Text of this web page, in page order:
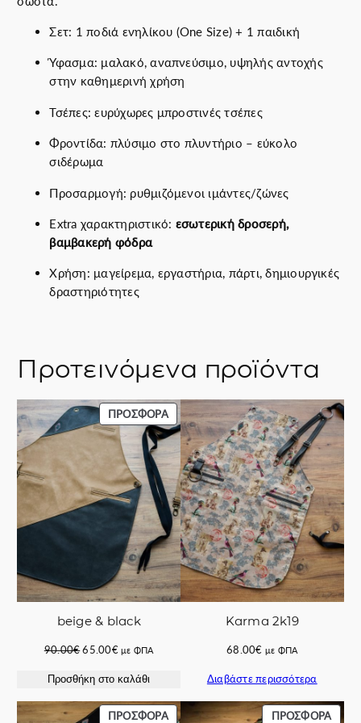
π
δ
ι
ς
σ
τ
η
τ
α
Σετ: 1 ποδιά ενηλίκου (One Size) + 1 παιδική
Ύφασμα: μαλακό, αναπνεύσιμο, υψηλής αντοχής
στην καθημερινή χρήση
Τσέπες: ευρύχωρες μπροστινές τσέπες
Φροντίδα: πλύσιμο στο πλυντήριο – εύκολο
σιδέρωμα
Προσαρμογή: ρυθμιζόμενοι ιμάντες/ζώνες
Extra χαρακτηριστικό: εσωτερική δροσερή,
βαμβακερή φόδρα
Χρήση: μαγείρεμα, εργαστήρια, πάρτι, δημιουργικές
δραστηριότητες
Προτεινόμενα προϊόντα
ΠΡΟΣΦΟΡΆΠΡΟΪΌΝ
ΣΕ
ΠΡΟΣΦΟΡΆ
beige & black
90.00€Original
was:
65.00€Η
τιμή
65.00€.
με ΦΠΑ
Προσθήκη στο καλάθι
Karma 2k19
68.00€ με ΦΠΑ
Διαβάστε περισσότερα
ΠΡΟΣΦΟΡΆΠΡΟΪΌΝ
ΠΡΟΣΦΟΡΆ